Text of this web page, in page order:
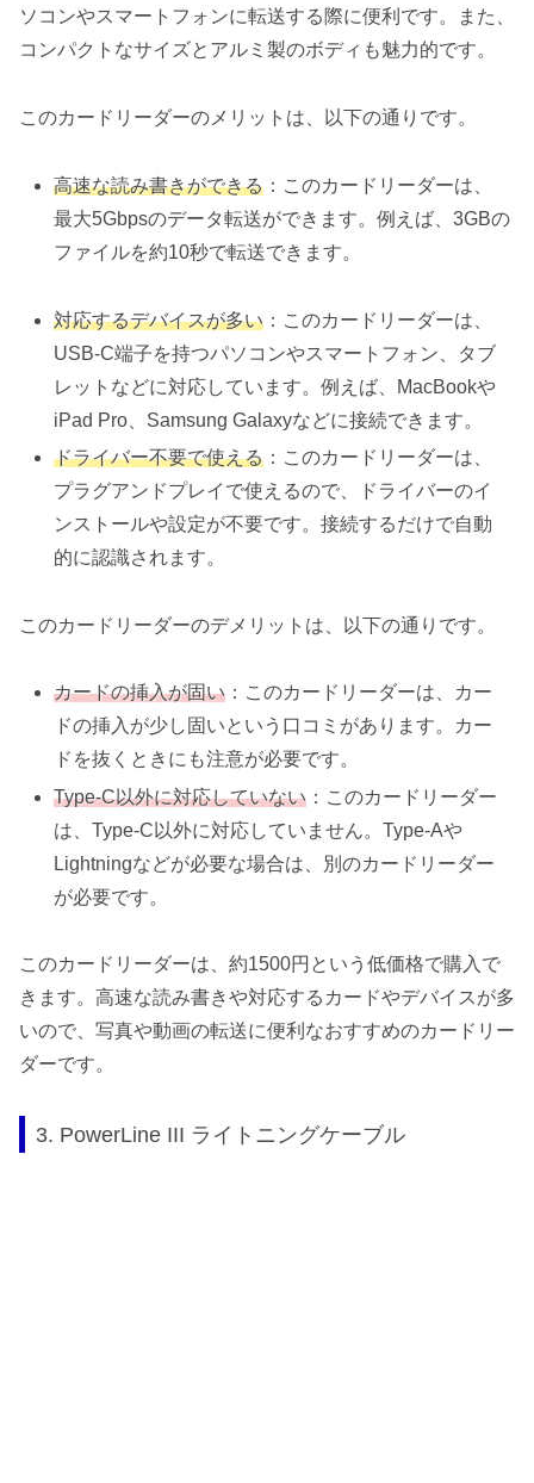
ソコンやスマートフォンに転送する際に便利です。また、
コンパクトなサイズとアルミ製のボディも魅力的です。
このカードリーダーのメリットは、以下の通りです。
高速な読み書きができる ：このカードリーダーは、
最大5Gbpsのデータ転送ができます。例えば、3GBの
ファイルを約10秒で転送できます。
対応するデバイスが多い ：このカードリーダーは、
USB-C端子を持つパソコンやスマートフォン、タブ
レットなどに対応しています。例えば、MacBookや
iPad Pro、Samsung Galaxyなどに接続できます。
ドライバー不要で使える ：このカードリーダーは、
プラグアンドプレイで使えるので、ドライバーのイ
ンストールや設定が不要です。接続するだけで自動
的に認識されます。
このカードリーダーのデメリットは、以下の通りです。
カードの挿入が固い ：このカードリーダーは、カー
ドの挿入が少し固いという口コミがあります。カー
ドを抜くときにも注意が必要です。
Type-C以外に対応していない ：このカードリーダー
は、Type-C以外に対応していません。Type-Aや
Lightningなどが必要な場合は、別のカードリーダー
が必要です。
このカードリーダーは、約1500円という低価格で購入で
きます。高速な読み書きや対応するカードやデバイスが多
いので、写真や動画の転送に便利なおすすめのカードリー
ダーです。
3. PowerLine III ライトニングケーブル